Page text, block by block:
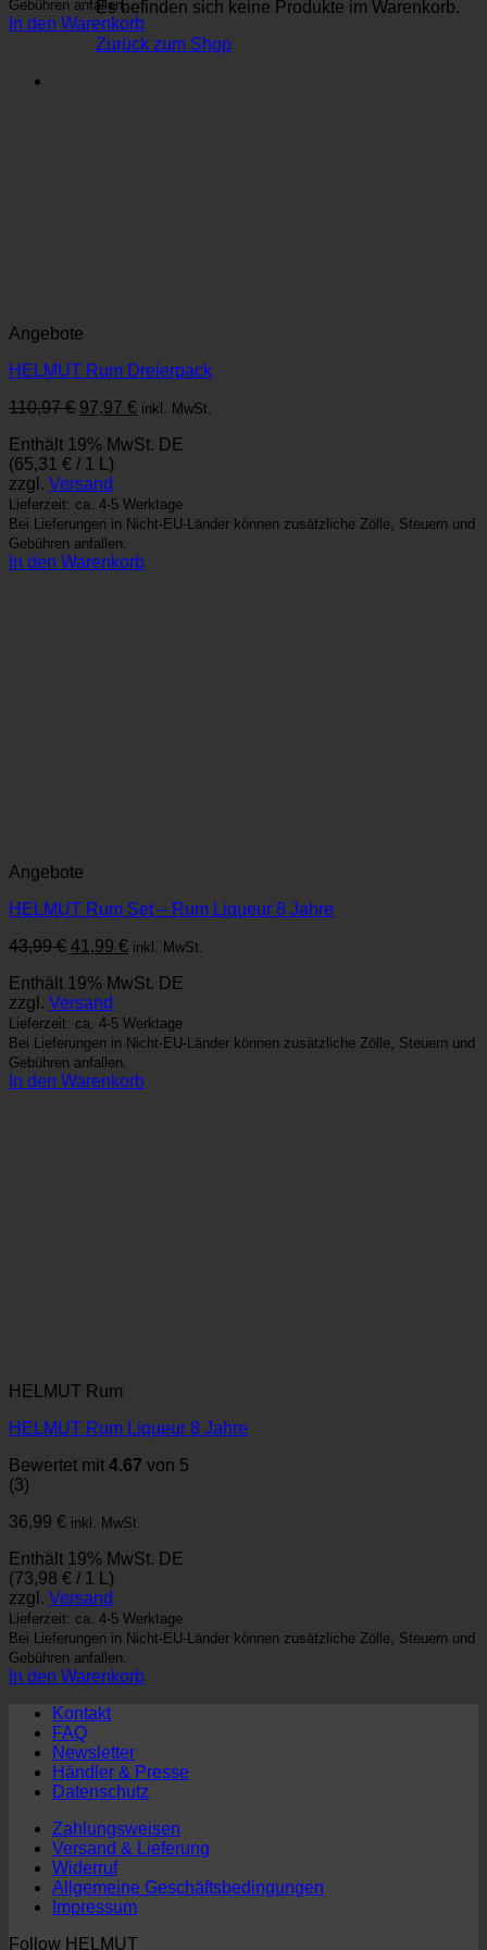
Es befinden sich keine Produkte im Warenkorb.
Zurück zum Shop
Gebühren anfallen.
In den Warenkorb
Angebote
HELMUT Rum Dreierpack
110,97€ Ursprünglicher
war:
110,97 €
97,97 € Aktueller
ist:
inkl. MwSt.
Enthält 19% MwSt. DE
(65,31 € / 1 L)
zzgl. Versand
Lieferzeit: ca. 4-5 Werktage
Bei Lieferungen in Nicht-EU-Länder können zusätzliche Zölle, Steuern und
Gebühren anfallen.
In den Warenkorb
Angebote
HELMUT Rum Set – Rum Liqueur 8 Jahre
43,99€ Ursprünglicher
war:
43,99 €
41,99 € Aktueller
ist:
inkl. MwSt.
Enthält 19% MwSt. DE
zzgl. Versand
Lieferzeit: ca. 4-5 Werktage
Bei Lieferungen in Nicht-EU-Länder können zusätzliche Zölle, Steuern und
Gebühren anfallen.
In den Warenkorb
HELMUT Rum
HELMUT Rum Liqueur 8 Jahre
Bewertet mit 4.67 von 5
(3)
36,99 € inkl. MwSt.
Enthält 19% MwSt. DE
(73,98 € / 1 L)
zzgl. Versand
Lieferzeit: ca. 4-5 Werktage
Bei Lieferungen in Nicht-EU-Länder können zusätzliche Zölle, Steuern und
Gebühren anfallen.
In den Warenkorb
Kontakt
FAQ
Newsletter
Händler & Presse
Datenschutz
Zahlungsweisen
Versand & Lieferung
Widerruf
Allgemeine Geschäftsbedingungen
Impressum
Follow HELMUT